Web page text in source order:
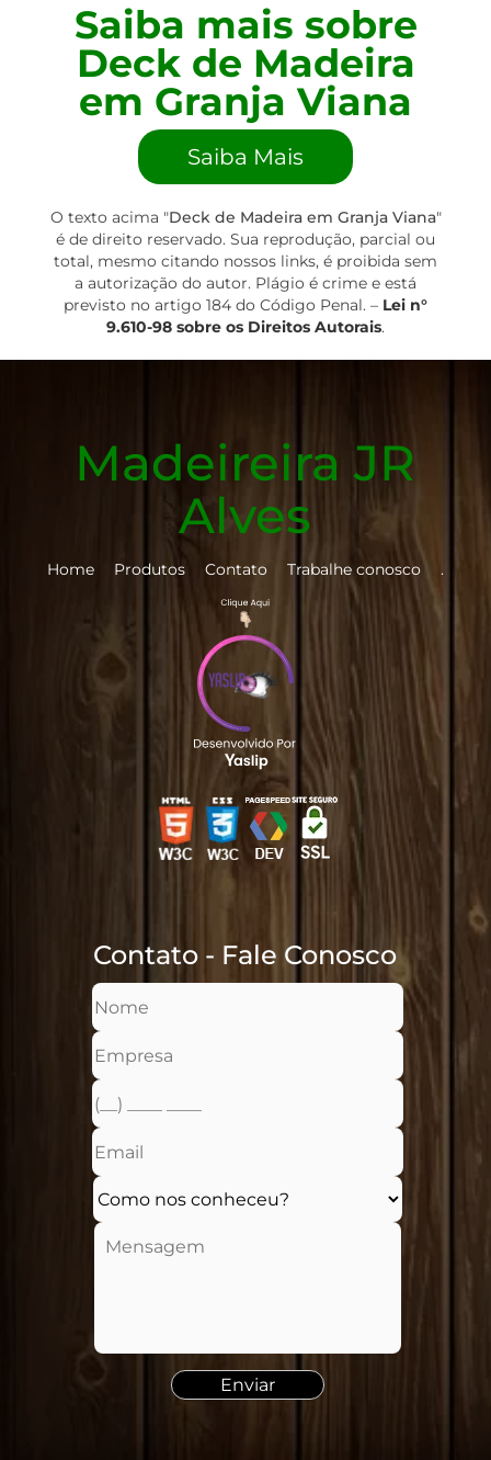
Saiba mais sobre
Deck de Madeira
em Granja Viana
Saiba Mais
O texto acima "Deck de Madeira em Granja Viana"
é de direito reservado. Sua reprodução, parcial ou
total, mesmo citando nossos links, é proibida sem
a autorização do autor. Plágio é crime e está
previsto no artigo 184 do Código Penal. – Lei n°
9.610-98 sobre os Direitos Autorais.
Madeireira JR
Alves
Home Produtos Contato Trabalhe conosco .
Contato - Fale Conosco